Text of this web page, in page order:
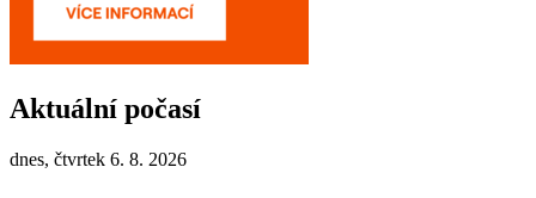
Aktuální počasí
dnes, čtvrtek 6. 8. 2026